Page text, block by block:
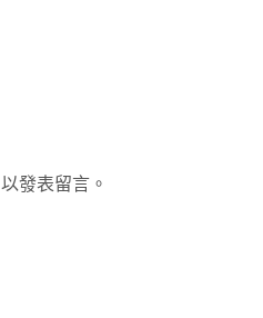
以發表留言。